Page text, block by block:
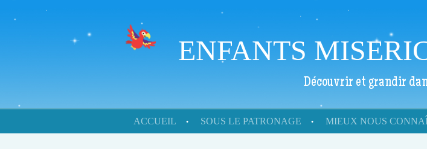
ENFANTS
Découvrir et grandir
ACCUEIL SOUS LE PATRONAGE MIEUX NOUS